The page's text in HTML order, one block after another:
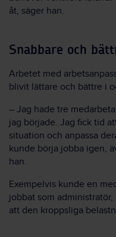
åt, säger han.
Snabbare och
Arbetet med
blivit lättare och bättre i
– Jag hade tre
jag började. Jag fick tid
situation och anpassa
kunde börja jobba igen,
han.
Exempelvis kunde en
jobbat som
att den kroppsliga